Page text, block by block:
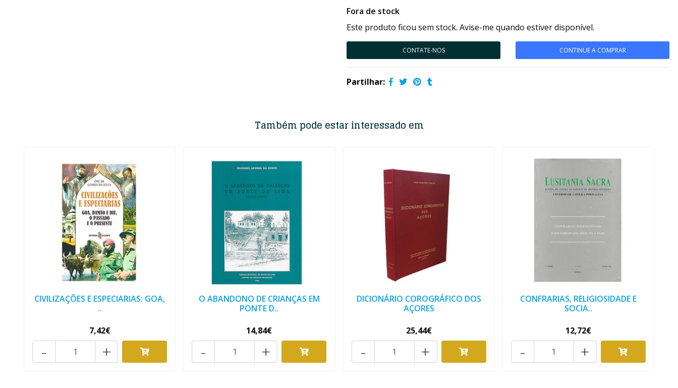
Fora de stock
Este produto ficou sem stock. Avise-me quando estiver disponível.
CONTATE-NOS CONTINUE A COMPRAR
Partilhar:
Também pode estar interessado em
CIVILIZAÇÕES E ESPECIARIAS: GOA,
..
7,42€
+
-
O ABANDONO DE CRIANÇAS EM
PONTE D..
14,84€
+
-
DICIONÁRIO COROGRÁFICO DOS
AÇORES
25,44€
+
-
CONFRARIAS, RELIGIOSIDADE E
SOCIA..
12,72€
+
-